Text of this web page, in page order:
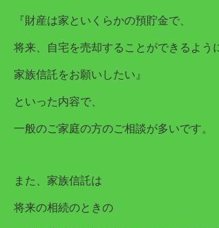
『財産は家といくらかの預貯金で、
将来、自宅を売却することができるよう
家族信託をお願いしたい』
といった内容で、
一般のご家庭の方のご相談が多いです。
また、家族信託は
将来の相続のときの